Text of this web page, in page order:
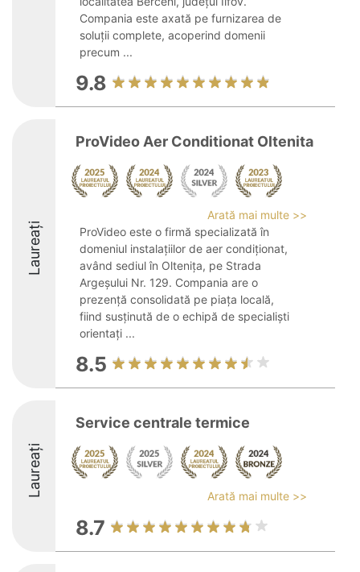
Compania este axată pe furnizarea de
soluții complete, acoperind domenii
precum ...
9.8
Laureați
ProVideo Aer Conditionat Oltenita
Arată mai multe >>
ProVideo este o firmă specializată în
domeniul instalațiilor de aer condiționat,
având sediul în Oltenița, pe Strada
Argeșului Nr. 129. Compania are o
prezență consolidată pe piața locală,
fiind susținută de o echipă de specialiști
orientați ...
8.5
Laureați
Service centrale termice
Arată mai multe >>
8.7